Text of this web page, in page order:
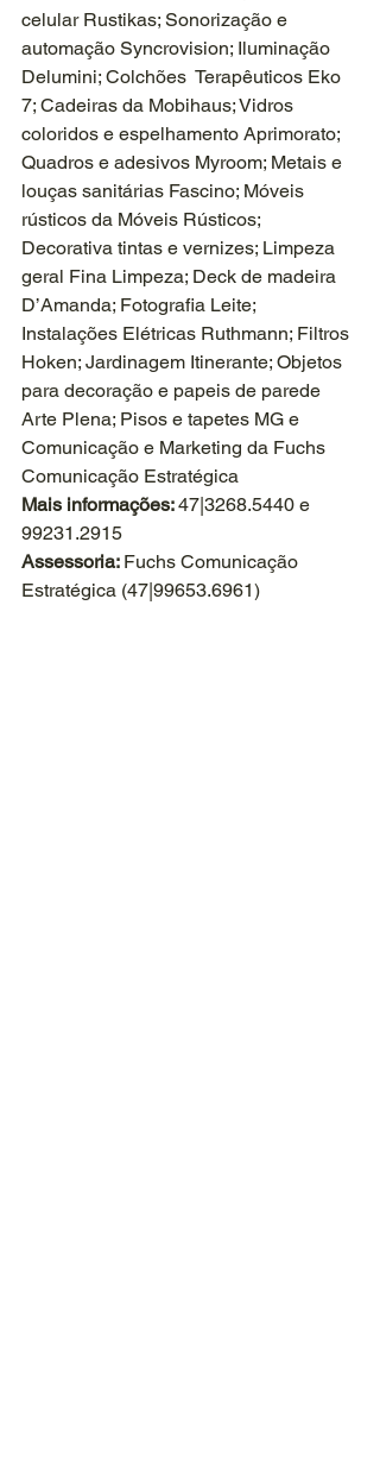
celular Rustikas; Sonorização e
automação Syncrovision; Iluminação
Delumini; Colchões  Terapêuticos Eko
7; Cadeiras da Mobihaus; Vidros
coloridos e espelhamento Aprimorato;
Quadros e adesivos Myroom; Metais e
louças sanitárias Fascino; Móveis
rústicos da Móveis Rústicos;
Decorativa tintas e vernizes; Limpeza
geral Fina Limpeza; Deck de madeira
D’Amanda; Fotografia Leite;
Instalações Elétricas Ruthmann; Filtros
Hoken; Jardinagem Itinerante; Objetos
para decoração e papeis de parede
Arte Plena; Pisos e tapetes MG e
Comunicação e Marketing da Fuchs
Comunicação Estratégica
Mais informações: 47|3268.5440 e
99231.2915
Assessoria: Fuchs Comunicação
Estratégica (47|99653.6961)